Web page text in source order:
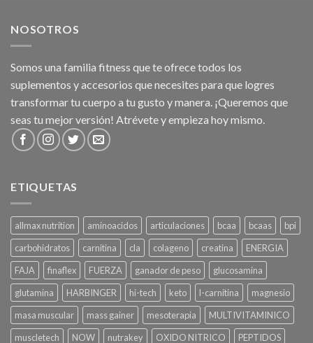
NOSOTROS
Somos una familia fitness que te ofrece todos los
suplementos y accesorios que necesites para que logres
transformar tu cuerpo a tu gusto y manera. ¡Queremos que
seas tu mejor versión! Atrévete y empieza hoy mismo.
ETIQUETAS
allmax nutrition aminoacidos articulaciones bcaa bcaas
bpi
carbohidratos
carnitina cla colageno creatina
ENERGIA
FAJA
finaflex FUERZA ganador de peso
glucosamina
glutamina
HARBINGER hi-tech keto l-carnitina
magnesio
masa muscular
mass gainer mesoterapia
MULTIVITAMINICO
muscletech
NOW nutrakey OXIDO NITRICO PEPTIDOS